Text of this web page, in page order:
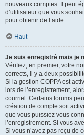
nouveaux comptes. Il peut
d’utilisateur que vous
pour obtenir de l’aide.
Haut
Je suis enregistré mais je
Vérifiez, en premier, votre
corrects, il y a deux
Si la gestion COPPA est
lors de l’enregistrement,
courriel. Certains forums
création de compte soit
que vous puissiez vous
l’enregistrement. Si vous
Si vous n’avez pas reçu de